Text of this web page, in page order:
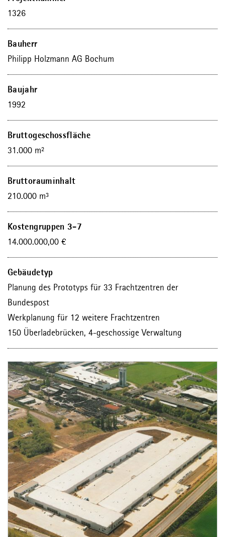
1326
Bauherr
Philipp Holzmann AG Bochum
Baujahr
1992
Bruttogeschossfläche
31.000 m²
Bruttorauminhalt
210.000 m³
Kostengruppen 3-7
14.000.000,00 €
Gebäudetyp
Planung des Prototyps für 33 Frachtzentren der
Bundespost
Werkplanung für 12 weitere Frachtzentren
150 Überladebrücken, 4-geschossige Verwaltung